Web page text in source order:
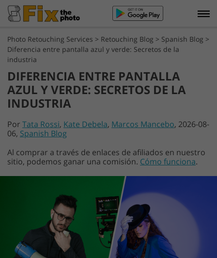
Photo Retouching Services > Retouching Blog > Spanish Blog >
Diferencia entre pantalla azul y verde: Secretos de la
industria
DIFERENCIA ENTRE PANTALLA
AZUL Y VERDE: SECRETOS DE LA
INDUSTRIA
Por Tata Rossi, Kate Debela, Marcos Mancebo, 2026-08-
06, Spanish Blog
Al comprar a través de enlaces de afiliados en nuestro
sitio, podemos ganar una comisión. Cómo funciona.